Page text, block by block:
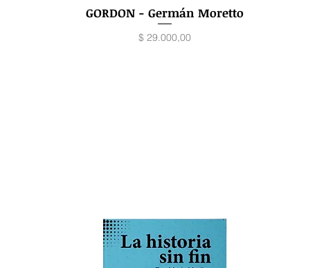
Vista rápida
GORDON - Germán Moretto
Precio
$ 29.000,00